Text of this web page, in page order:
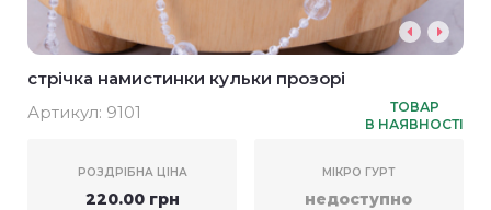
стрічка намистинки кульки прозорі
Артикул: 9101
ТОВАР
В НАЯВНОСТІ
РОЗДРІБНА ЦІНА
220.00 грн
МІКРО ГУРТ
недоступно